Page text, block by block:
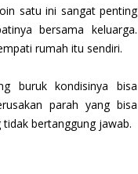
satu ini sangat penting
bersama keluarga.
rumah itu sendiri.
buruk kondisinya bisa
parah yang bisa
bertanggung jawab.